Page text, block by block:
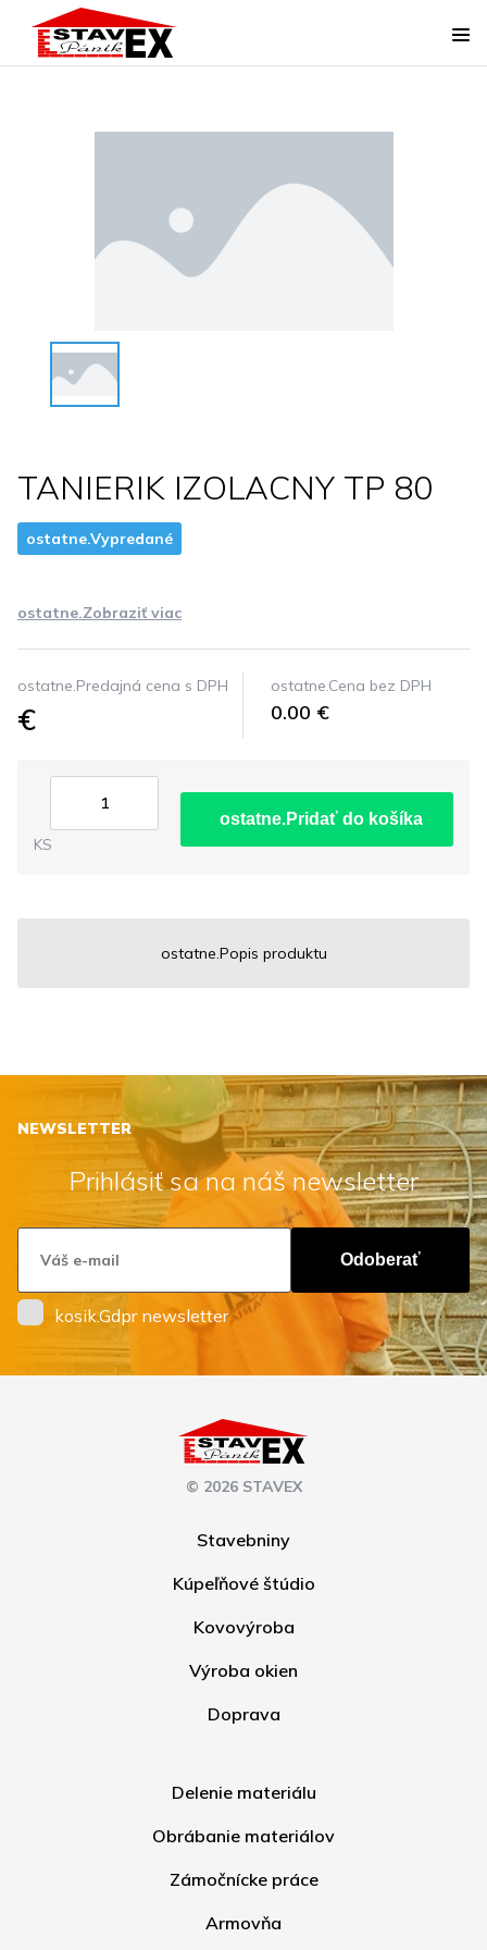
TANIERIK IZOLACNY TP 80
ostatne.Vypredané
ostatne.Zobraziť viac
ostatne.Predajná cena s DPH
€
ostatne.Cena bez DPH
0.00 €
KS
ostatne.Pridať do košíka
ostatne.Popis produktu
NEWSLETTER
Prihlásiť sa na náš newsletter
Odoberať
kosik.Gdpr newsletter
© 2026 STAVEX
Stavebniny
Kúpeľňové štúdio
Kovovýroba
Výroba okien
Doprava
Delenie materiálu
Obrábanie materiálov
Zámočnícke práce
Armovňa